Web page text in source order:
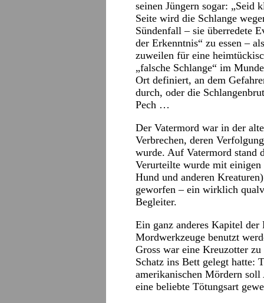
seinen Jüngern sogar: „Seid
Seite wird die Schlange
Sündenfall – sie überredete
der Erkenntnis“ zu essen –
zuweilen für eine
„falsche Schlange“ im
Ort definiert, an dem
durch, oder die
Pech …
Der Vatermord war in der
Verbrechen, deren
wurde. Auf Vatermord stand
Verurteilte wurde mit einigen
Hund und anderen
geworfen – ein wirklich
Begleiter.
Ein ganz anderes Kapitel
Mordwerkzeuge benutzt
Gross war eine Kreuzotter
Schatz ins Bett gelegt hatte:
amerikanischen Mördern
eine beliebte Tötungsart